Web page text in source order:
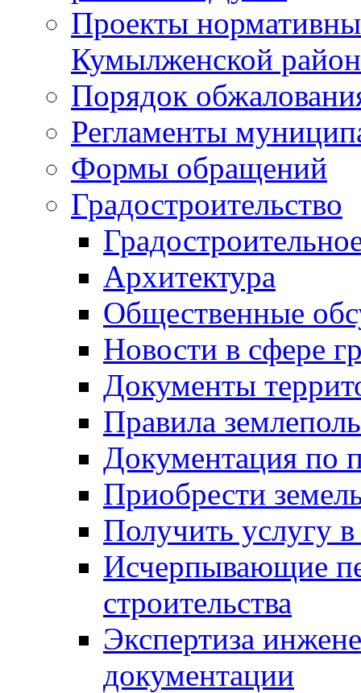
Проекты
Кумылженской
Порядок
Регламенты
Формы обращений
Градостроительство
Архитектура
Общественные
Новости в сфере
Документы
Правила
Документация по
Приобрести
Получить услугу в
Исчерпывающие
строительства
Экспертиза
документации